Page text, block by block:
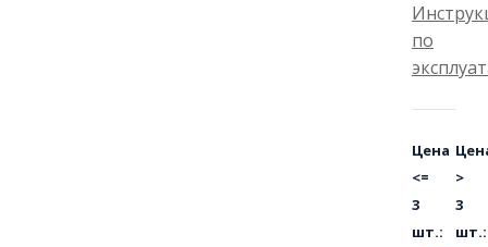
по
Цена
<=
3
шт.:
>
3
шт.: